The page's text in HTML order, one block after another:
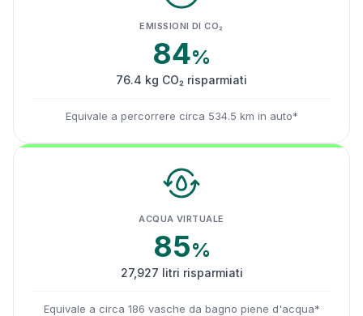
EMISSIONI DI CO₂
84%
76.4 kg CO₂ risparmiati
Equivale a percorrere circa 534.5 km in auto*
ACQUA VIRTUALE
85%
27,927 litri risparmiati
Equivale a circa 186 vasche da bagno piene d'acqua*